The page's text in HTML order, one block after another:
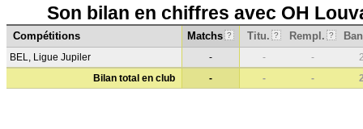
Son bilan en chiffres avec OH
Compétitions Matchs ? Titu. ? Rempl. ?
BEL, Ligue Jupiler - - -
Bilan total en club
- - -